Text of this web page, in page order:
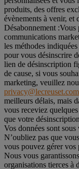
produits, des offres
évènements à venir, et
Désabonnement :Vous
communications
les méthodes
pour vous désinscrire
lien de désinscription
de cause, si vous
marketing, veuillez
privacy@lecreuset.com
meilleurs délais, mais
vous receviez
que votre
Vos données sont
N’oubliez pas que
vous pouvez gérer vos
Nous vous
organisations tierces à